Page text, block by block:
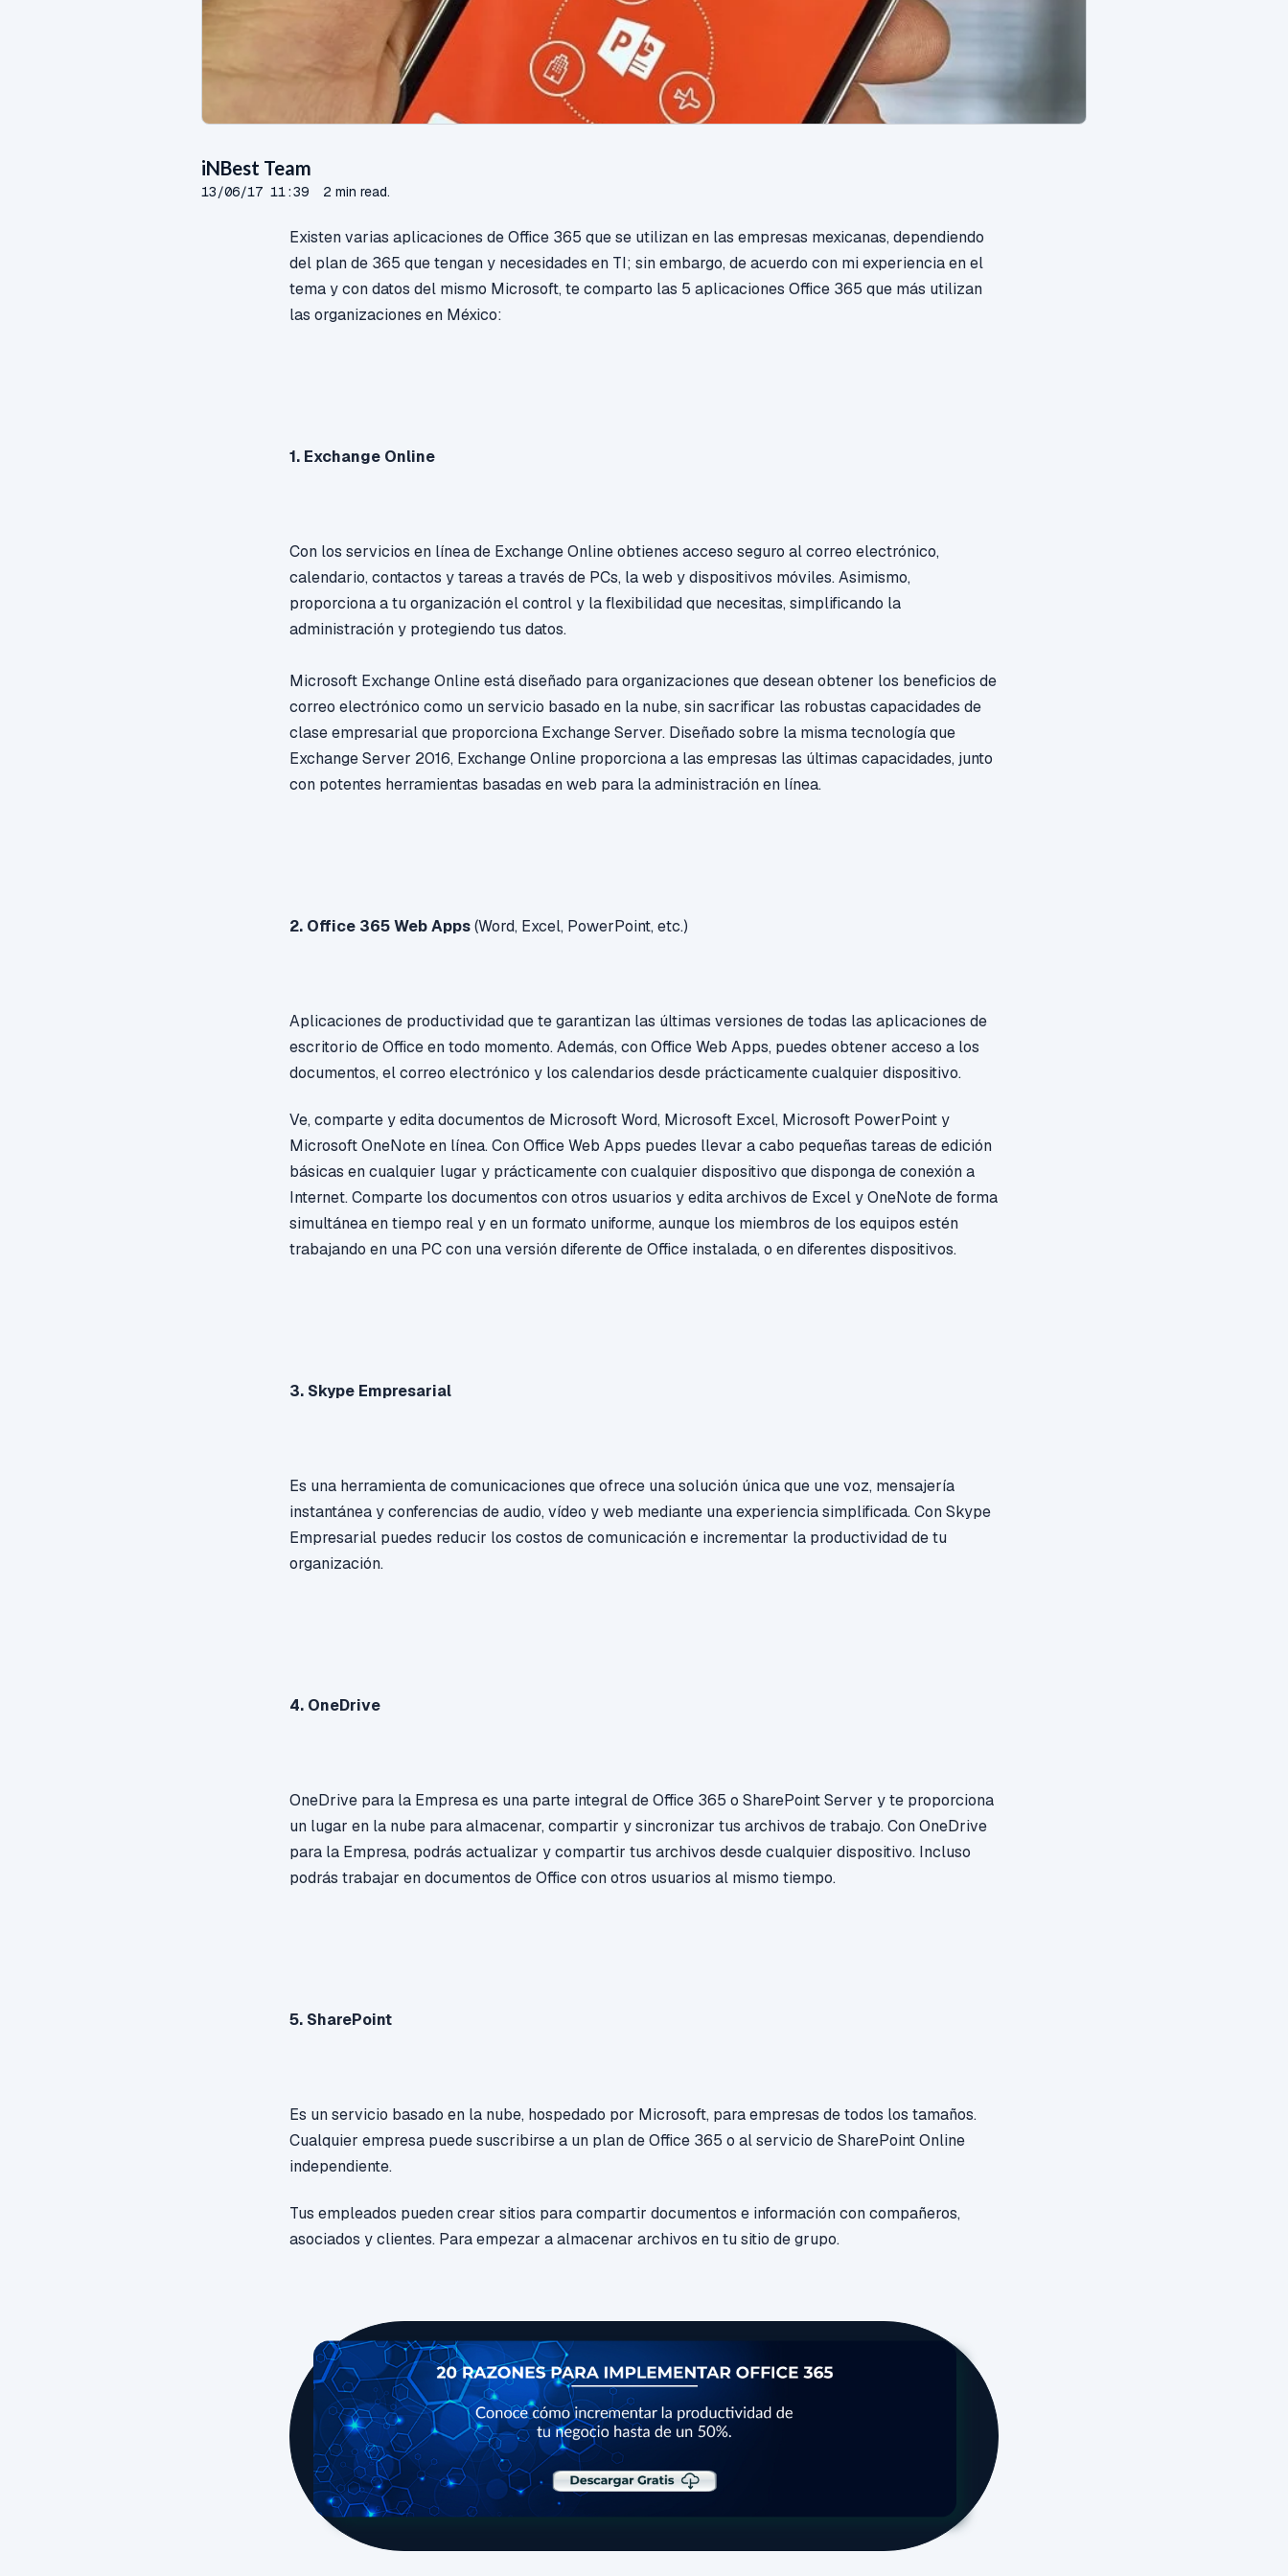
iNBest Team
13/06/17 11:39 2 min read.
Existen varias aplicaciones deOffice 365 que se utilizan en las empresas mexicanas, dependiendo
del plan de 365 que tengan y necesidades en TI; sin embargo, de acuerdo con mi experiencia en el
tema y con datos del mismo Microsoft, te comparto las 5 aplicaciones Office 365 que más utilizan
las organizaciones en México:
1. Exchange Online
Con los servicios en línea de Exchange Online obtienes acceso seguro al correo electrónico,
calendario, contactos y tareas a través de PCs, la web y dispositivos móviles. Asimismo,
proporciona a tu organización el control y la flexibilidad que necesitas, simplificando la
administración y protegiendo tus datos.
Microsoft Exchange Online está diseñado para organizaciones que desean obtener los beneficios de
correo electrónico como un servicio basado en la nube, sin sacrificar las robustas capacidades de
clase empresarial que proporciona Exchange Server. Diseñado sobre la misma tecnología que
Exchange Server 2016, Exchange Online proporciona a las empresas las últimas capacidades, junto
con potentes herramientas basadas en web para la administración en línea.
2. Office 365 Web Apps(Word, Excel, PowerPoint, etc.)
Aplicaciones de productividad que te garantizan las últimas versiones de todas las aplicaciones de
escritorio de Office en todo momento. Además, con Office Web Apps, puedes obtener acceso a los
documentos, el correo electrónico y los calendarios desde prácticamente cualquier dispositivo.
Ve, comparte y edita documentos de Microsoft Word, Microsoft Excel, Microsoft PowerPoint y
Microsoft OneNote en línea. Con Office Web Apps puedes llevar a cabo pequeñas tareas de edición
básicas en cualquier lugar y prácticamente con cualquier dispositivo que disponga de conexión a
Internet. Comparte los documentos con otros usuarios y edita archivos de Excel y OneNote de forma
simultánea en tiempo real y en un formato uniforme, aunque los miembros de los equipos estén
trabajando en una PC con una versión diferente de Office instalada, o en diferentes dispositivos.
3. Skype Empresarial
Es una herramienta de comunicaciones que ofrece una solución única que une voz, mensajería
instantánea y conferencias de audio, vídeo y web mediante una experiencia simplificada. Con Skype
Empresarial puedes reducir los costos de comunicación e incrementar la productividad de tu
organización.
4. OneDrive
OneDrive para la Empresa es una parte integral de Office 365 o SharePoint Server y te proporciona
un lugar en la nube para almacenar, compartir y sincronizar tus archivos de trabajo. Con OneDrive
para la Empresa, podrás actualizar y compartir tus archivos desde cualquier dispositivo. Incluso
podrás trabajar en documentos de Office con otros usuarios al mismo tiempo.
5. SharePoint
Es un servicio basado en la nube, hospedado por Microsoft, para empresas de todos los tamaños.
Cualquier empresa puede suscribirse a un plan de Office 365 o al servicio de SharePoint Online
independiente.
Tus empleados pueden crear sitios para compartir documentos e información con compañeros,
asociados y clientes. Para empezar a almacenar archivos en tu sitio de grupo.